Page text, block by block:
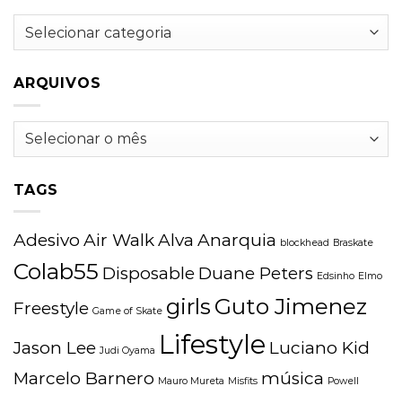
Categorias
ARQUIVOS
Arquivos
TAGS
Adesivo Air WalkAlva Anarquia blockhead Braskate
Colab55 Disposable Duane Peters Edsinho Elmo
Freestyle Game of Skate girls Guto Jimenez
Jason Lee Judi Oyama Lifestyle Luciano Kid
Marcelo Barnero Mauro Mureta Misfits música Powell